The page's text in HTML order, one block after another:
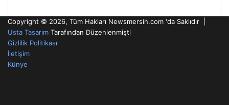
Copyright © 2026, Tüm Hakları Newsmersin.com 'da Saklıdır |
Usta Tasarım Tarafından Düzenlenmişti
Gizlilik Politikası
İletişim
Künye